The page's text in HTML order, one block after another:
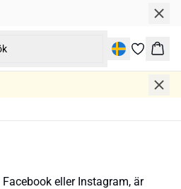
Korg
eller Instagram, är